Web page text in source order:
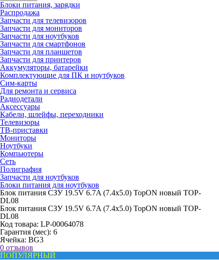
Блоки питания, зарядки
Распродажа
Запчасти для телевизоров
Запчасти для мониторов
Запчасти для ноутбуков
Запчасти для смартфонов
Запчасти для планшетов
Запчасти для принтеров
Аккумуляторы, батарейки
Комплектующие для ПК и ноутбуков
Сим-карты
Для ремонта и сервиса
Радиодетали
Аксессуары
Кабели, шлейфы, переходники
Телевизоры
ТВ-приставки
Мониторы
Ноутбуки
Компьютеры
Сеть
Полиграфия
Запчасти для ноутбуков
Блоки питания для ноутбуков
Блок питания СЗУ 19.5V 6.7A (7.4x5.0) TopON новый TOP-
DL08
Блок питания СЗУ 19.5V 6.7A (7.4x5.0) TopON новый TOP-
DL08
Код товара: LP-00064078
Гарантия (мес): 6
Ячейка: BG3
0 отзывов
ПОПУЛЯРНЫЙ